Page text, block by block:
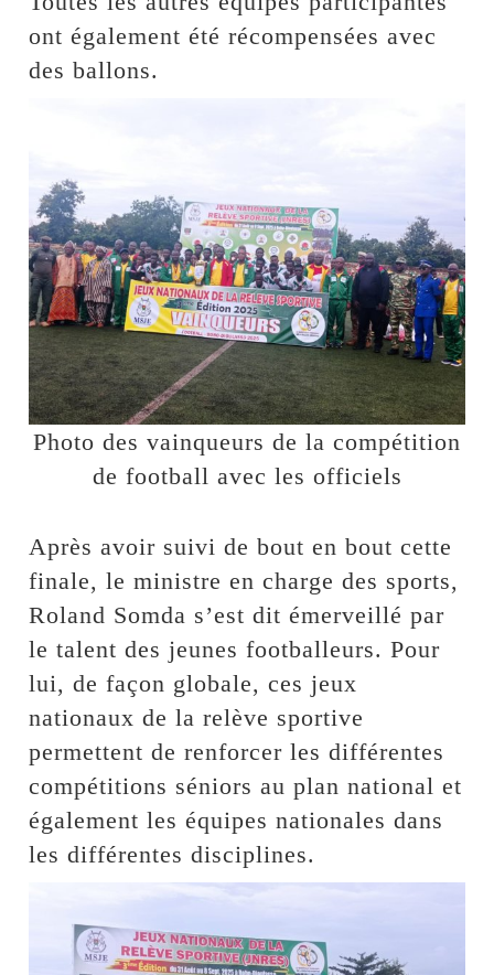
ont également été récompensées avec
des ballons.
Photo des vainqueurs de la compétition
de football avec les officiels
Après avoir suivi de bout en bout cette
finale, le ministre en charge des sports,
Roland Somda s’est dit émerveillé par
le talent des jeunes footballeurs. Pour
lui, de façon globale, ces jeux
nationaux de la relève sportive
permettent de renforcer les différentes
compétitions séniors au plan national et
également les équipes nationales dans
les différentes disciplines.